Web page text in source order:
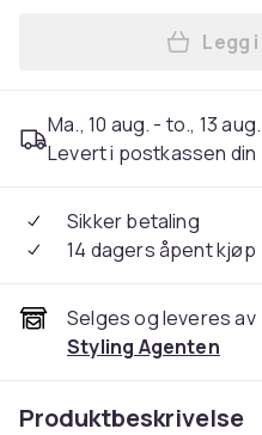
Legg
Ma., 10 aug. - to., 13 aug.
Levert i postkassen din
Sikker betaling
14 dagers åpent kjøp
Selges og leveres av
Styling Agenten
Produktbeskrivelse